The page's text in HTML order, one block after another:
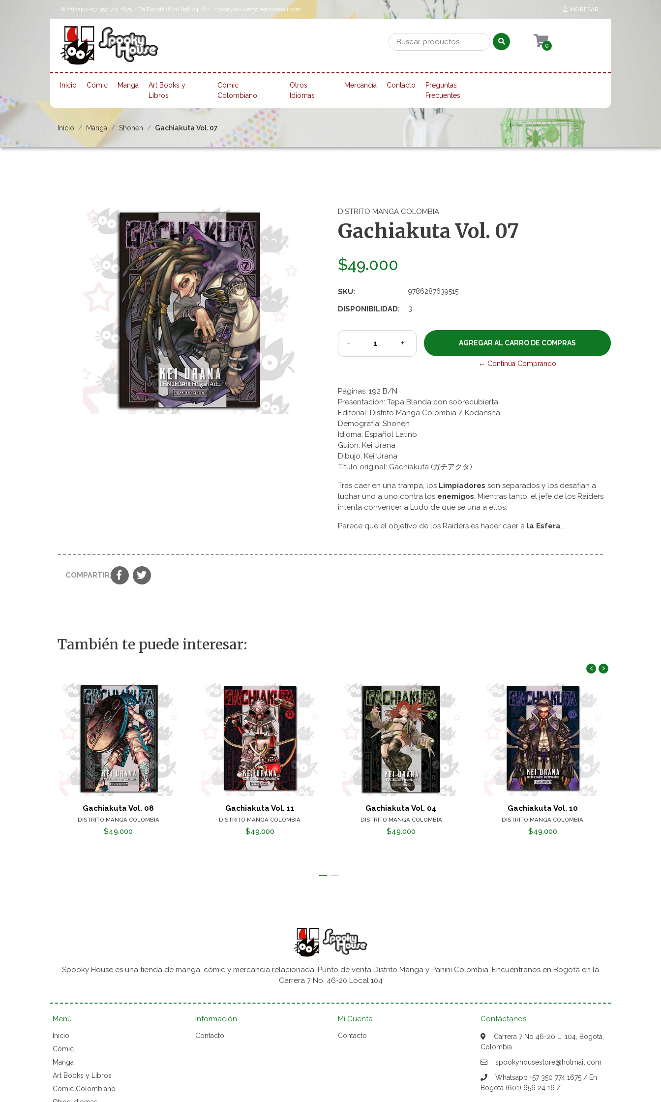
Whatsapp +57 350 774 1675 / En Bogotá (601) 656 24 16 / spookyhousestore@hotmail.com INGRESAR
0
Inicio Cómic Manga
Art Books y
Libros
Cómic
Colombiano
Otros
Idiomas
Mercancía Contacto
Preguntas
Frecuentes
Inicio Manga Shonen Gachiakuta Vol. 07
DISTRITO MANGA COLOMBIA
Gachiakuta Vol. 07
$49.000
SKU: 9786287639515
DISPONIBILIDAD: 3
- +
← Continúa Comprando
Páginas: 192 B/N
Presentación: Tapa Blanda con sobrecubierta
Editorial: Distrito Manga Colombia / Kodansha
Demografía: Shonen
Idioma: Español Latino
Guion: Kei Urana
Dibujo: Kei Urana
Título original: Gachiakuta (ガチアクタ)
Tras caer en una trampa, los Limpiadores son separados y los desafían a
luchar uno a uno contra los enemigos. Mientras tanto, el jefe de los Raiders
intenta convencer a Ludo de que se una a ellos.
Parece que el objetivo de los Raiders es hacer caer a la Esfera...
COMPARTIR:
También te puede interesar:
Gachiakuta Vol. 08
DISTRITO MANGA COLOMBIA
$49.000
Gachiakuta Vol. 11
DISTRITO MANGA COLOMBIA
$49.000
Gachiakuta Vol. 04
DISTRITO MANGA COLOMBIA
$49.000
Gachiakuta Vol. 10
DISTRITO MANGA COLOMBIA
$49.000
‹ ›
Spooky House es una tienda de manga, cómic y mercancía relacionada. Punto de venta Distrito Manga y Panini Colombia. Encuéntranos en Bogotá en la
Carrera 7 No. 46-20 Local 104
Menú
Inicio
Cómic
Manga
Art Books y Libros
Cómic Colombiano
Información
Contacto
Mi Cuenta
Contacto
Contáctanos
Carrera 7 No 46-20 L. 104, Bogotá,
Colombia
spookyhousestore@hotmail.com
Whatsapp +57 350 774 1675 / En
Bogotá (601) 656 24 16 /